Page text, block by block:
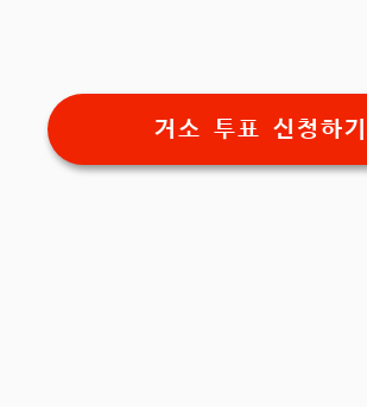
거소 투표 신청하기